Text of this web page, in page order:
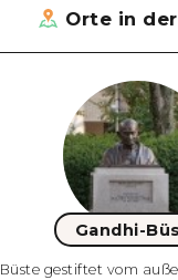
Orte in
Gandhi-
Büste gestiftet vom